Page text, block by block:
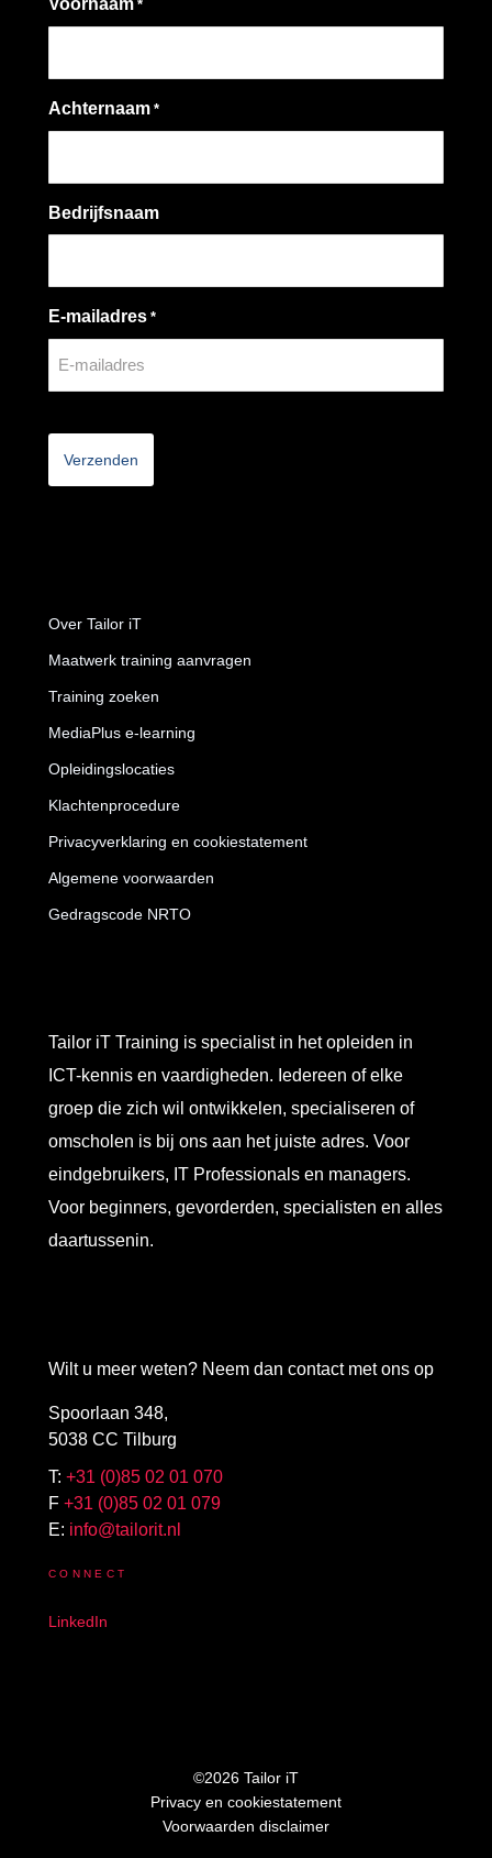
Wilt u meer weten? Neem dan contact met ons op
Spoorlaan 348,
5038 CC Tilburg
T: +31 (0)85 02 01 070
F +31 (0)85 02 01 079
E: info@tailorit.nl
CONNECT
LinkedIn
Tailor iT Training is specialist in het opleiden in
ICT-kennis en vaardigheden. Iedereen of elke
groep die zich wil ontwikkelen, specialiseren of
omscholen is bij ons aan het juiste adres. Voor
eindgebruikers, IT Professionals en managers.
Voor beginners, gevorderden, specialisten en alles
daartussenin.
Over Tailor iT
Maatwerk training aanvragen
Training zoeken
MediaPlus e-learning
Opleidingslocaties
Klachtenprocedure
Privacyverklaring en cookiestatement
Algemene voorwaarden
Gedragscode NRTO
*
Achternaam *
Bedrijfsnaam
E-mailadres *
©2026 Tailor iT
Privacy en cookiestatement
Voorwaarden disclaimer